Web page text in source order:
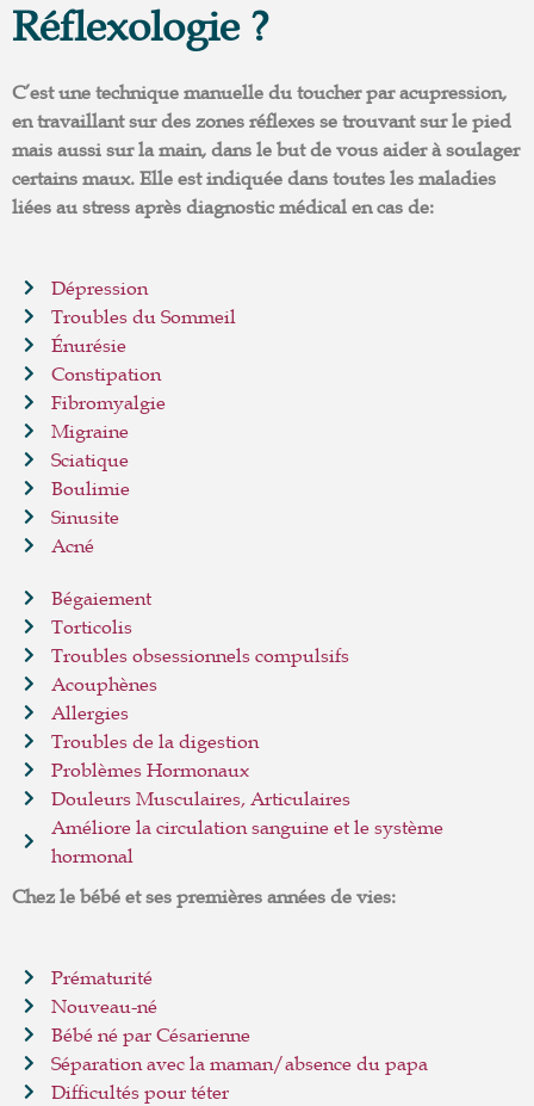
Réflexologie ?
C’est une technique manuelle du toucher par acupression,
en travaillant sur des zones réflexes se trouvant sur le pied
mais aussi sur la main, dans le but de vous aider à soulager
certains maux. Elle est indiquée dans toutes les maladies
liées au stress après diagnostic médical en cas de:
Dépression
Troubles du Sommeil
Énurésie
Constipation
Fibromyalgie
Migraine
Sciatique
Boulimie
Sinusite
Acné
Bégaiement
Torticolis
Troubles obsessionnels compulsifs
Acouphènes
Allergies
Troubles de la digestion
Problèmes Hormonaux
Douleurs Musculaires, Articulaires
Améliore la circulation sanguine et le système
hormonal
Chez le bébé et ses premières années de vies:
Prématurité
Nouveau-né
Bébé né par Césarienne
Séparation avec la maman/absence du papa
Difficultés pour téter